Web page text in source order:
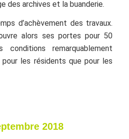
des archives et la buanderie.
d’achèvement des travaux.
alors ses portes pour 50
remarquablement
les résidents que pour les
2018